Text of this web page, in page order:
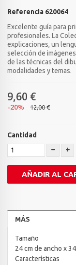
Referencia 620064
Excelente guía para
profesionales. La
explicaciones, un
selección de
de las técnicas del
modalidades y temas.
9,60 €
-20% 12,00 €
Cantidad
AÑADIR AL
MÁS
Tamaño
24 cm de ancho x
Características